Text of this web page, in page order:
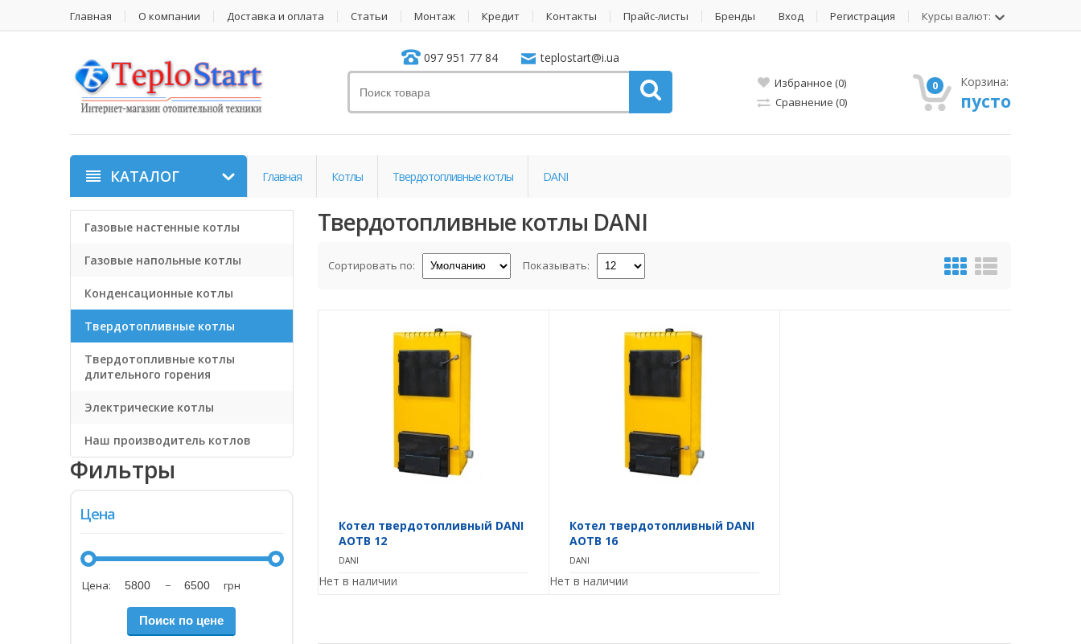
Главная О компании Доставка и оплата Статьи Монтаж Кредит Контакты Прайс-листы Бренды Вход Регистрация Курсы валют:
097 951 77 84 teplostart@i.ua
Избранное (0)
Сравнение (0)
0 Корзина:
пусто
КАТАЛОГ Главная Котлы Твердотопливные котлы DANI
Газовые настенные котлы
Газовые напольные котлы
Конденсационные котлы
Твердотопливные котлы
Твердотопливные котлы
длительного горения
Электрические котлы
Наш производитель котлов
Фильтры
Цена
Цена: − грн
Твердотопливные котлы DANI
Сортировать по: Показывать:
Котел твердотопливный DANI
АОТВ 12
DANI
Нет в наличии
Котел твердотопливный DANI
АОТВ 16
DANI
Нет в наличии